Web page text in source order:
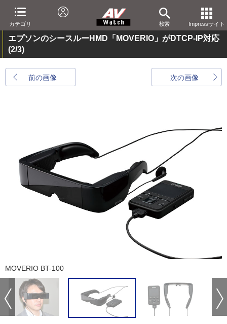
カテゴリ 検索 Impressサイト
エプソンのシースルーHMD「MOVERIO」がDTCP-IP対応
(2/3)
前の画像 次の画像
MOVERIO BT-100